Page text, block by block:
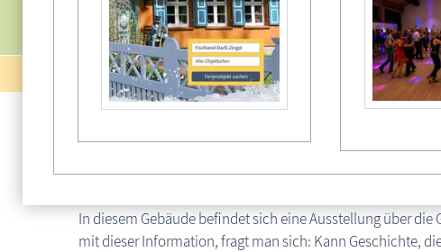
In diesem Gebäude befindet sich eine Ausstellung über
mit dieser Information, fragt man sich: Kann Geschichte,